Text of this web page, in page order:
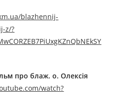
blazhennij-
z/?
про блаж. о. Олексія
watch?